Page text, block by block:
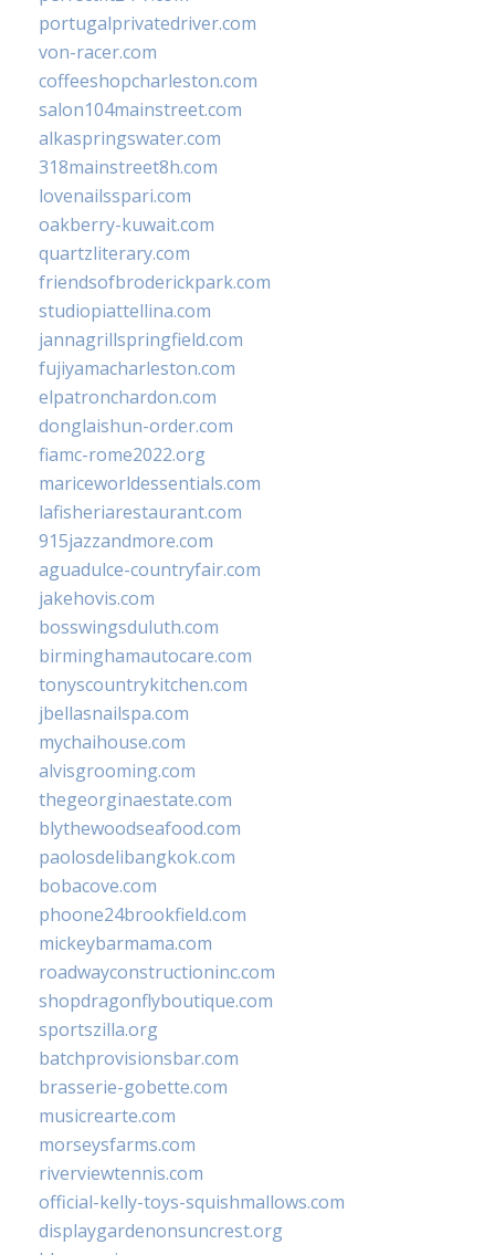
portugalprivatedriver.com
von-racer.com
coffeeshopcharleston.com
salon104mainstreet.com
alkaspringswater.com
318mainstreet8h.com
lovenailsspari.com
oakberry-kuwait.com
quartzliterary.com
friendsofbroderickpark.com
studiopiattellina.com
jannagrillspringfield.com
fujiyamacharleston.com
elpatronchardon.com
donglaishun-order.com
fiamc-rome2022.org
mariceworldessentials.com
lafisheriarestaurant.com
915jazzandmore.com
aguadulce-countryfair.com
jakehovis.com
bosswingsduluth.com
birminghamautocare.com
tonyscountrykitchen.com
jbellasnailspa.com
mychaihouse.com
alvisgrooming.com
thegeorginaestate.com
blythewoodseafood.com
paolosdelibangkok.com
bobacove.com
phoone24brookfield.com
mickeybarmama.com
roadwayconstructioninc.com
shopdragonflyboutique.com
sportszilla.org
batchprovisionsbar.com
brasserie-gobette.com
musicrearte.com
morseysfarms.com
riverviewtennis.com
official-kelly-toys-squishmallows.com
displaygardenonsuncrest.org